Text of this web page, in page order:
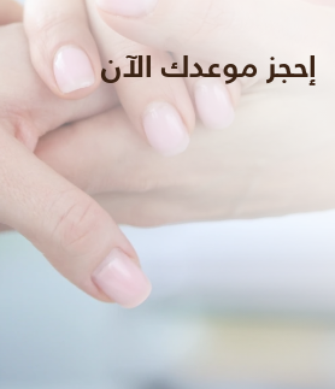
إحجز موعدك الآن